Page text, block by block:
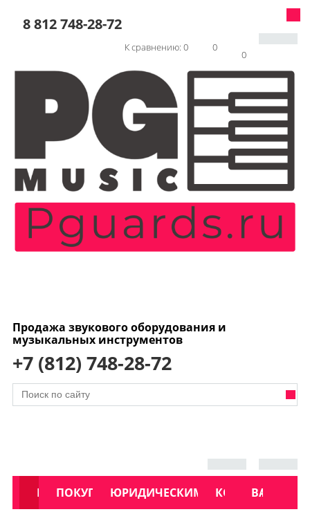
8 812 748-28-72
0
0
К сравнению: 0
Продажа звукового оборудования и
музыкальных инструментов
+7 (812) 748-28-72
АКЦИИ
КАТАЛОГ
ПОКУПАТЕЛЯМЮРИДИЧЕСКИМ ЛИЦАМКОНТАКТЫ
УСЛУГИ